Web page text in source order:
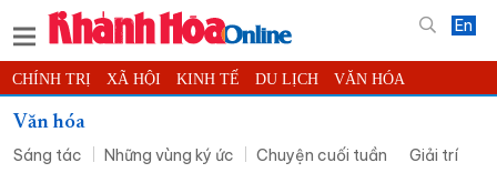
En
CHÍNH TRỊ XÃ HỘI KINH TẾ DU LỊCH VĂN HÓA
THỂ THAO
KHOA HỌC - CÔNG NGHỆ PHÁP LUẬT BẠN ĐỌC PHÓNG SỰ
Văn hóa
Sáng tác
Những vùng ký ức Chuyện cuối tuần Giải trí